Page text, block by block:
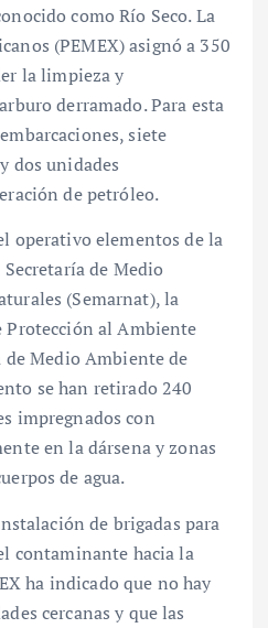
como Río Seco. La
(PEMEX) asignó a 350
la limpieza y
derramado. Para esta
siete
dos unidades
de petróleo.
operativo elementos de la
de Medio
(Semarnat), la
Protección al Ambiente
de Medio Ambiente de
se han retirado 240
impregnados con
en la dársena y zonas
de agua.
de brigadas para
contaminante hacia la
ha indicado que no hay
cercanas y que las